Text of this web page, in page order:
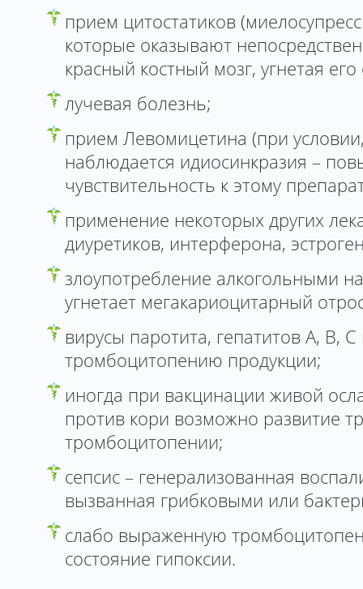
прием цитостатиков
которые оказывают
красный костный мозг, угнетая
лучевая болезнь;
прием Левомицетина (при
наблюдается идиосинкразия –
чувствительность к этому
применение некоторых других
диуретиков, интерферона,
злоупотребление алкогольными
угнетает мегакариоцитарный
вирусы паротита, гепатитов А, В,
тромбоцитопению продукции;
иногда при вакцинации живой
против кори возможно развитие
тромбоцитопении;
сепсис – генерализованная
вызванная грибковыми или
слабо выраженную
состояние гипоксии.